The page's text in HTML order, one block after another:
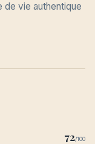
de vie authentique
72/100